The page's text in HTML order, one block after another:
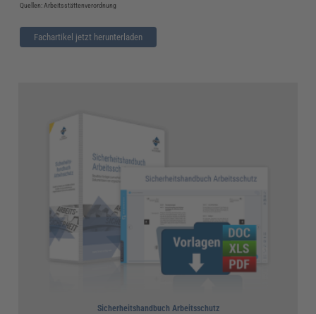
Quellen: Arbeitsstättenverordnung
Fachartikel jetzt herunterladen
Sicherheitshandbuch Arbeitsschutz